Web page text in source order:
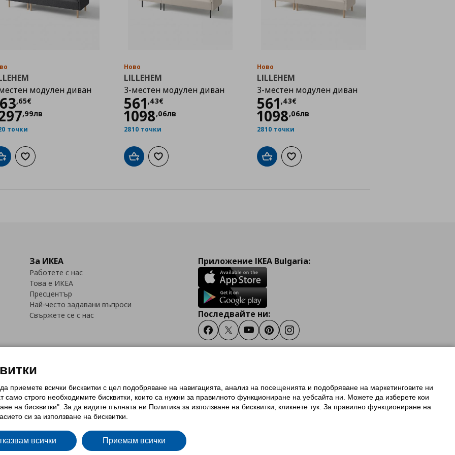
модулен диван
,65€663,65 €
,99лв
точки
Добави в кошницата
Добави към списъка с любими
Ново
LILLEHEM
3-местен модулен диван
561 ,43€
Цена
1098,06лв
2810 точки
Добави в кошницата
Добави към списъка с любими
Ново
LILLEHEM
3-местен модулен диван
561,43€
Цена
1098,06лв
2810 точки
Добави в кошницата
Добави към списъка с любими
За ИКЕА
Работете с нас
Това е ИКЕА
Пресцентър
Най-често задавани въпроси
Свържете се с нас
Приложение IKEA Bulgaria:
Последвайте ни:
FacebookTwitterYoutubePinterestInstagram
(Cookies)Избор на настройки за използване на бисквиткиУсловия за ползване на ikea.bg
Политика за защита на личните данни на ikea.bg
Общи условия на програма IKEA Family
на програма IKEA Family
приемете всички бисквитки с цел подобряване на навигацията, анализ на посещенията и подобряване на маркетинговите ни
строго необходимитe бисквитки, които са нужни за правилното функциониране на уебсайта ни. Можете да изберете кои
на бисквитки". За да видите пълната ни Политика за използване на бисквитки, кликнете тук. За правилно функциониране на
си за използване на бисквитки.
всички Приемам всички